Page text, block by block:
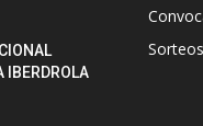
IBERDROLA
Sorteos